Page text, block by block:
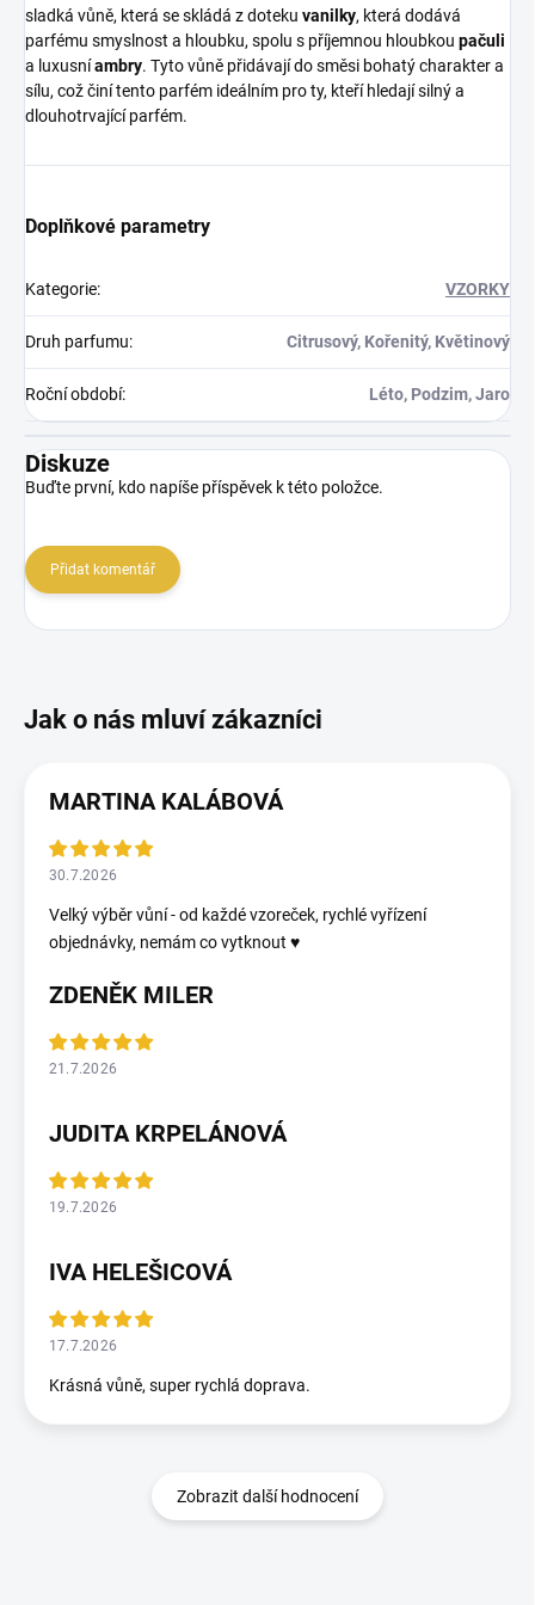
sladká vůně, která se skládá z doteku vanilky, která dodává
parfému smyslnost a hloubku, spolu s příjemnou hloubkou pačuli
a luxusníambry. Tyto vůně přidávají do směsi bohatý charakter a
sílu, což činí tento parfém ideálním pro ty, kteří hledají silný a
dlouhotrvající parfém.
Doplňkové parametry
Kategorie: VZORKY
Druh parfumu: Citrusový, Kořenitý, Květinový
Roční období: Léto, Podzim, Jaro
Diskuze
Buďte první, kdo napíše příspěvek k této položce.
Přidat komentář
MARTINA KALÁBOVÁ
30.7.2026
Velký výběr vůní - od každé vzoreček, rychlé vyřízení
objednávky, nemám co vytknout ♥️
ZDENĚK MILER
21.7.2026
JUDITA KRPELÁNOVÁ
19.7.2026
IVA HELEŠICOVÁ
17.7.2026
Krásná vůně, super rychlá doprava.
Zobrazit další hodnocení